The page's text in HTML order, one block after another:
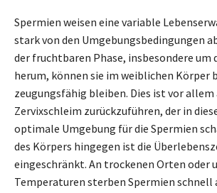
Spermien weisen eine variable
stark von den Umgebungsbedingungen
der fruchtbaren Phase, insbesondere um
herum, können sie im weiblichen Körper
zeugungsfähig bleiben. Dies ist vor allem
Zervixschleim zurückzuführen, der in
optimale Umgebung für die Spermien
des Körpers hingegen ist die
eingeschränkt. An trockenen Orten oder
Temperaturen sterben Spermien schnell